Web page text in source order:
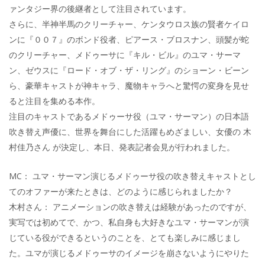
ァンタジー界の後継者として注目されています。
さらに、半神半馬のクリーチャー、ケンタウロス族の賢者ケイロ
ンに『００７』のボンド役者、ピアース・ブロスナン、頭髪が蛇
のクリーチャー、メドゥーサに『キル・ビル』のユマ・サーマ
ン、ゼウスに『ロード・オブ・ザ・リング』のショーン・ビーン
ら、豪華キャストが神キャラ、魔物キャラへと驚愕の変身を見せ
ると注目を集める本作。
注目のキャストであるメドゥーサ役（ユマ・サーマン）の日本語
吹き替え声優に、世界を舞台にした活躍もめざましい、女優の 木
村佳乃さん が決定し、本日、発表記者会見が行われました。
MC： ユマ・サーマン演じるメドゥーサ役の吹き替えキャストとし
てのオファーが来たときは、どのように感じられましたか？
木村さん： アニメーションの吹き替えは経験があったのですが、
実写では初めてで、かつ、私自身も大好きなユマ・サーマンが演
じている役ができるというのことを、とても楽しみに感じまし
た。ユマが演じるメドゥーサのイメージを崩さないようにやりた